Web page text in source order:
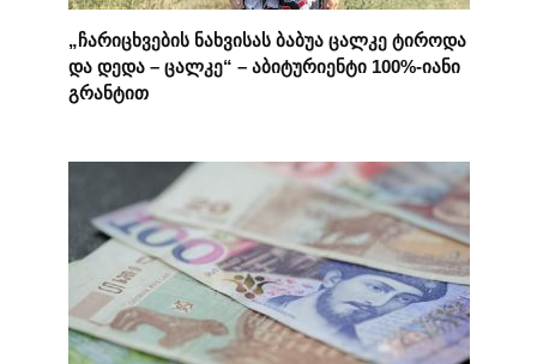
„ჩარიცხვების ნახვისას ბაბუა ცალკე ტიროდა
და დედა – ცალკე“ – აბიტურიენტი 100%-იანი
გრანტით